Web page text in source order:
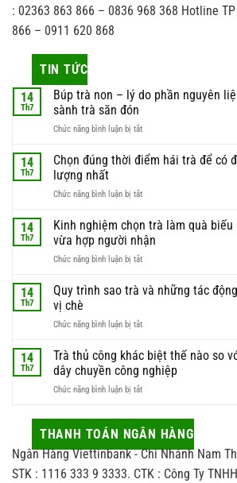
: 02363 863 866 – 0836 968 368 Hotline
866 – 0911 620 868
TIN TỨC
14
Th7
Búp trà non – lý do phần nguyên
sành trà săn đón
Chức năng bình luận bị tắtở
trà
lý
phần
nguyên
liệu
này
được
đón
14
Th7
Chọn đúng thời điểm hái trà để có
lượng nhất
Chức năng bình luận bị tắtở
đúng
thời
điểm
hái
để
búp
chất
lượng
14
Th7
Kinh nghiệm chọn trà làm quà biếu
vừa hợp người nhận
Chức năng bình luận bị tắtở
nghiệm
làm
biếu
sao
cho
vừa
vừa
hợp
người
nhận
14
Th7
Quy trình sao trà và những tác
vị chè
Chức năng bình luận bị tắtở
trình
trà
và
tác
động
ai
để
14
Th7
Trà thủ công khác biệt thế nào so
dây chuyền công nghiệp
Chức năng bình luận bị tắtở
công
biệt
thế
THANH TOÁN NGÂN HÀNG
Ngân Hàng Viettinbank - Chi Nhánh Nam
STK : 1116 333 9 3333. CTK : Công Ty